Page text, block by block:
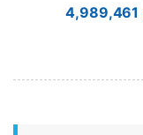
4,989,461